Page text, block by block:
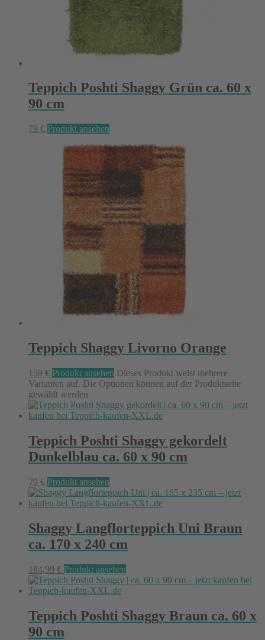
Teppich Poshti Shaggy Grün ca. 60 x
90 cm
79 € Produkt ansehen
Teppich Shaggy Livorno Orange
159 € Produkt ansehen Dieses Produkt weist mehrere
Varianten auf. Die Optionen können auf der Produktseite
gewählt werden
Teppich Poshti Shaggy gekordelt
Dunkelblau ca. 60 x 90 cm
79 € Produkt ansehen
Shaggy Langflorteppich Uni Braun
ca. 170 x 240 cm
184,99 € Produkt ansehen
Teppich Poshti Shaggy Braun ca. 60 x
90 cm